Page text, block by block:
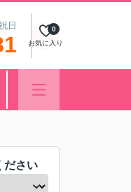
日
お気に入り
0
ださい